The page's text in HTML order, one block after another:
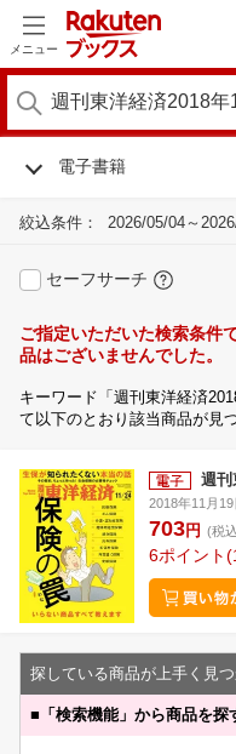
メニュー
電子書籍
絞込条件： 2026/05/04～
セーフサーチ
ご指定いただいた検索条
品はございませんでした。
キーワード「週刊東洋経済
て以下のとおり該当商品が見
週
2018年11月
703円 (税
6ポイント
探している商品が上手く見
■ 「検索機能」から商品を探